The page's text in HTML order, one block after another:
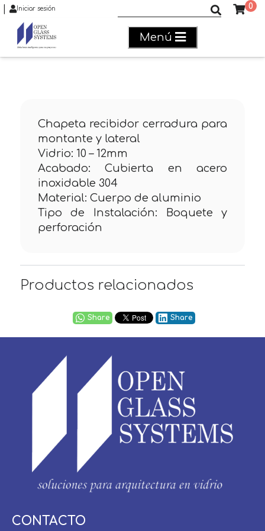
Iniciar sesión 0
Menú
Chapeta recibidor cerradura para
montante y lateral
Vidrio: 10 – 12mm
Acabado: Cubierta en acero
inoxidable 304
Material: Cuerpo de aluminio
Tipo de Instalación: Boquete y
perforación
Productos relacionados
Share Share
CONTACTO